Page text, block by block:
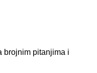
brojnim pitanjima i